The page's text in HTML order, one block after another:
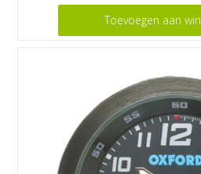
Toevoegen aan